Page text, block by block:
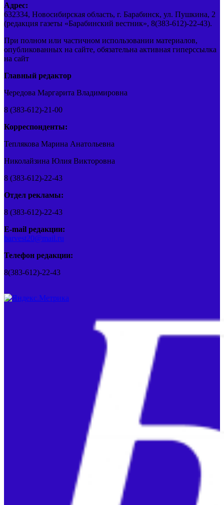
Адрес:
632334, Новосибирская область, г. Барабинск, ул. Пушкина, 2
(редакция газеты «Барабинский вестник», 8(383-612)-22-43).
При полном или частичном использовании материалов,
опубликованных на сайте, обязательна активная гиперссылка
на сайт
Главный редактор
Чередова Маргарита Владимировна
8 (383-612)-21-00
Корреспонденты:
Теплякова Марина Анатольевна
Николайзина Юлия Викторовна
8 (383-612)-22-43
Отдел рекламы:
8 (383-612)-22-43
E-mail редакции:
barvest20@mail.ru
Телефон редакции:
8(383-612)-22-43